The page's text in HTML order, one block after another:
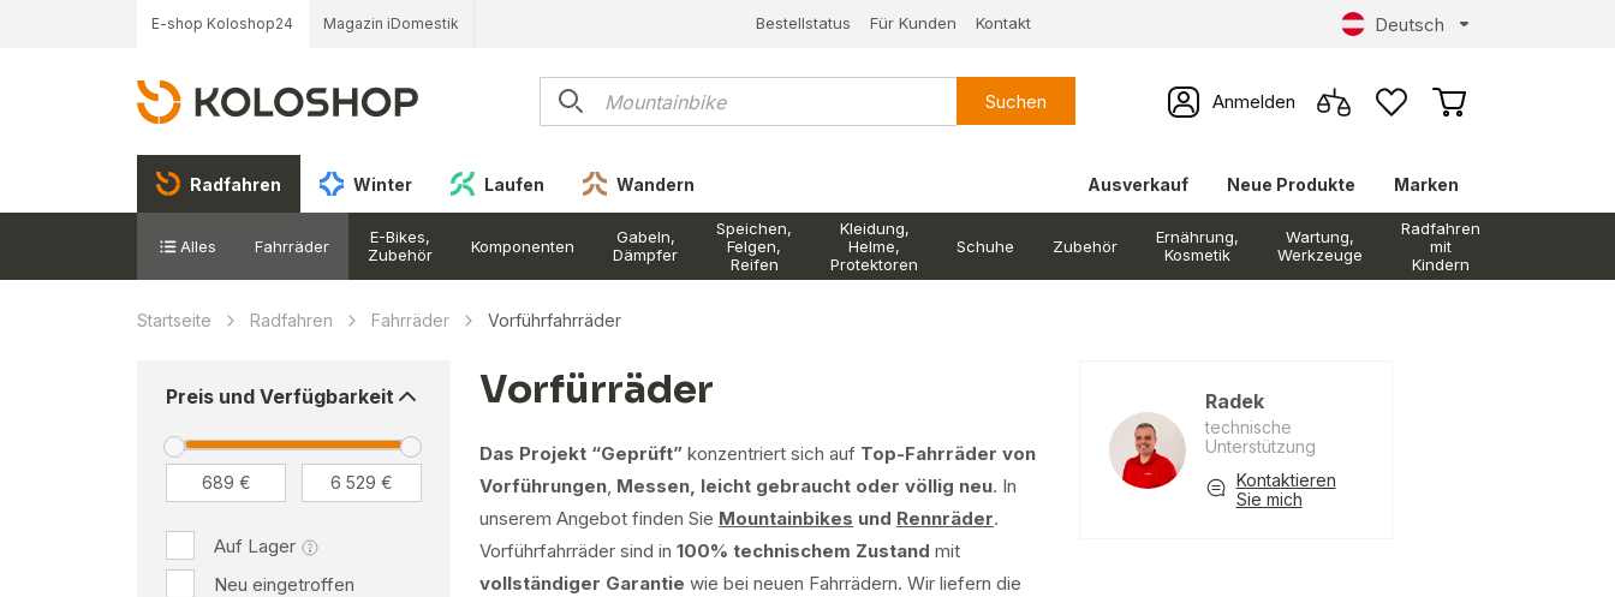
E-shop Koloshop24 Magazin iDomestik Bestellstatus Für Kunden Kontakt Deutsch
Suchen Anmelden
Radfahren Winter Laufen Wandern Ausverkauf Neue Produkte Marken
Alles Fahrräder
E-Bikes,
Zubehör
Komponenten
Gabeln,
Dämpfer
Speichen,
Felgen,
Reifen
Kleidung,
Helme,
Protektoren
Schuhe Zubehör
Ernährung,
Kosmetik
Wartung,
Werkzeuge
Radfahren
mit
Kindern
Startseite Radfahren Fahrräder Vorführfahrräder
Preis und Verfügbarkeit
Auf Lager
Neu eingetroffen
Vorfürräder
Das Projekt “Geprüft” konzentriert sich auf Top-Fahrräder von
Vorführungen, Messen, leicht gebraucht oder völlig neu. In
unserem Angebot finden Sie Mountainbikes und Rennräder.
Vorführfahrräder sind in 100% technischem Zustand mit
vollständiger Garantie wie bei neuen Fahrrädern. Wir liefern die
Radek
technische
Unterstützung
Kontaktieren
Sie mich